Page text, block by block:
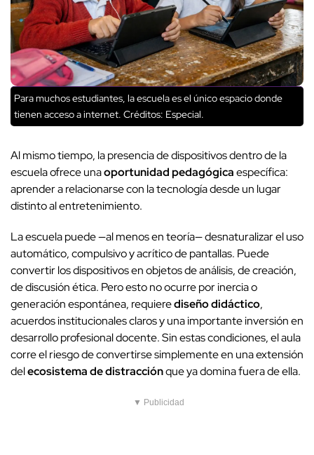
Para muchos estudiantes, la escuela es el único espacio donde
tienen acceso a internet. Créditos: Especial.
Al mismo tiempo, la presencia de dispositivos dentro de la
escuela ofrece unaoportunidad pedagógicaespecífica:
aprender a relacionarse con la tecnología desde un lugar
distinto al entretenimiento.
La escuela puede —al menos en teoría— desnaturalizar el uso
automático, compulsivo y acrítico de pantallas. Puede
convertir los dispositivos en objetos de análisis, de creación,
de discusión ética. Pero esto no ocurre por inercia o
generación espontánea, requierediseño didáctico,
acuerdos institucionales claros y una importante inversión en
desarrollo profesional docente. Sin estas condiciones, el aula
corre el riesgo de convertirse simplemente en una extensión
delecosistema de distracciónque ya domina fuera de ella.
▼ Publicidad